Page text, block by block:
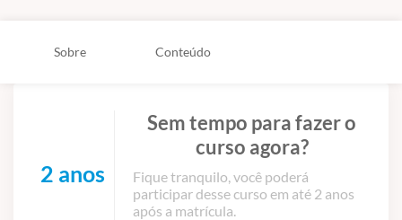
Sobre Conteúdo
2 anos
Sem tempo para fazer o
curso agora?
Fique tranquilo, você poderá
participar desse curso em até 2 anos
após a matrícula.